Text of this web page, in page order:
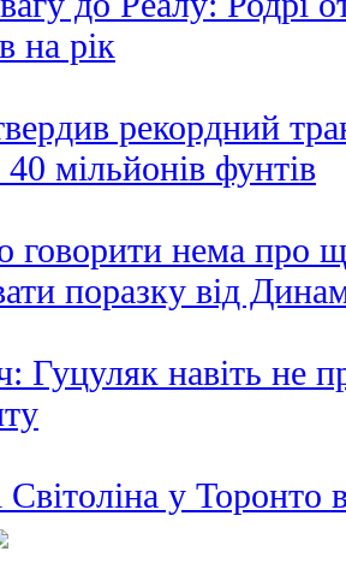
на рік
рекордний
40 мільйонів фунтів
говорити нема про
поразку від
Гуцуляк навіть не
у Торонто